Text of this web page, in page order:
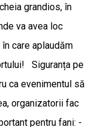
grandios, în
va avea loc
care aplaudăm
​Siguranța pe
ca evenimentul să
organizatorii fac
pentru fani: -